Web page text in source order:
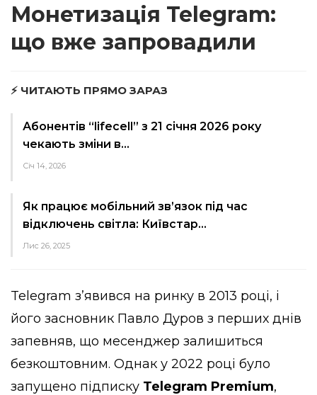
Монетизація Telegram:
що вже запровадили
⚡ ЧИТАЮТЬ ПРЯМО ЗАРАЗ
Абонентів “lifecell” з 21 січня 2026 року
чекають зміни в…
Січ 14, 2026
Як працює мобільний зв’язок під час
відключень світла: Київстар…
Лис 26, 2025
Telegram з’явився на ринку в 2013 році, і
його засновник Павло Дуров з перших днів
запевняв, що месенджер залишиться
безкоштовним. Однак у 2022 році було
запущено підписку Telegram Premium,